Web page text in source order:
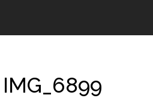
IMG_6899